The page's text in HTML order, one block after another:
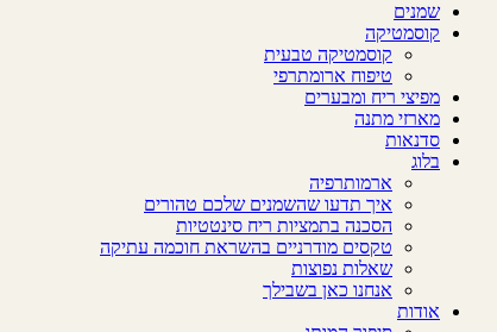
שמנים
קוסמטיקה
קוסמטיקה טבעית
טיפוח ארומתרפי
מפיצי ריח ומבערים
מארזי מתנה
סדנאות
בלוג
ארמותרפיה
איך תדעו שהשמנים שלכם טהורים
הסכנה בתמציות ריח סינטטיות
טקסים מודרניים בהשראת חוכמה עתיקה
שאלות נפוצות
אנחנו כאן בשבילך
אודות